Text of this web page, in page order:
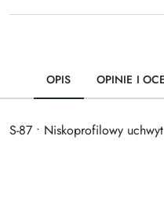
OPIS OPINIE I
S-87 • Niskoprofilowy